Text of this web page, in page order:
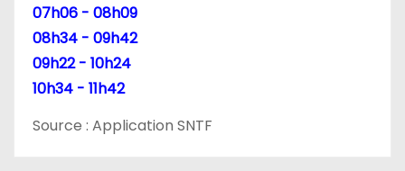
c
e
07h06 - 08h09
08h34 - 09h42
09h22 - 10h24
10h34 - 11h42
Source : Application SNTF